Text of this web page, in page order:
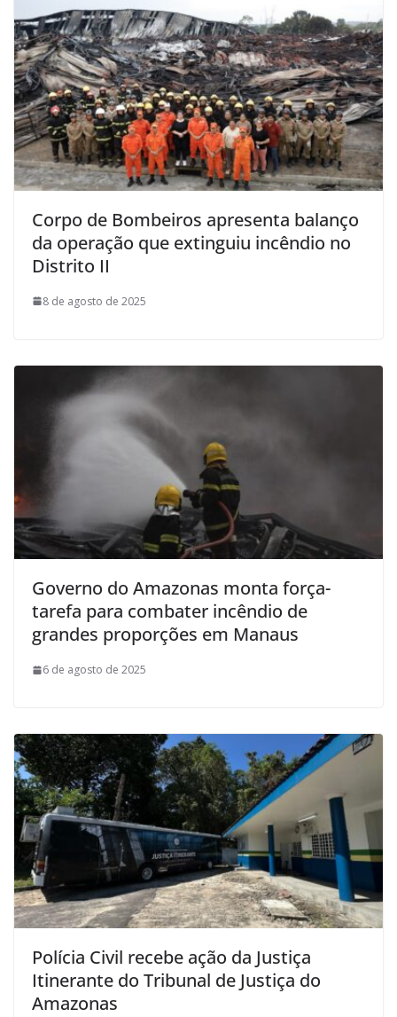
Corpo de Bombeiros apresenta balanço
da operação que extinguiu incêndio no
Distrito II
8 de agosto de 2025
Governo do Amazonas monta força-
tarefa para combater incêndio de
grandes proporções em Manaus
6 de agosto de 2025
Polícia Civil recebe ação da Justiça
Itinerante do Tribunal de Justiça do
Amazonas